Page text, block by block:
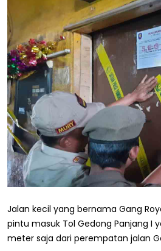
Jalan kecil yang bernama Gang
pintu masuk Tol Gedong Panjang I
meter saja dari perempatan jalan